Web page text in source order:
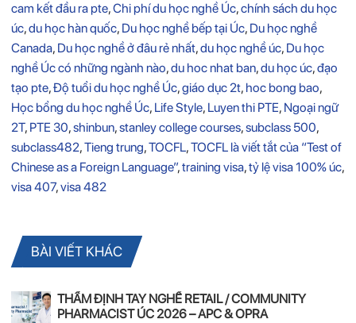
cam kết đầu ra pte,Chi phí du học nghề Úc,chính sách du học
úc,du học hàn quốc, Du học nghề bếp tại Úc, Du học nghề
Canada, Du học nghề ở đâu rẻ nhất,du học nghề úc, Du học
nghề Úc có những ngành nào,du hoc nhat ban,du học úc,đạo
tạo pte,Độ tuổi du học nghề Úc,giáo dục 2t, hoc bong bao,
Học bổng du học nghề Úc, Life Style, Luyen thi PTE, Ngoại ngữ
2T, PTE 30,shinbun,stanley college courses,subclass 500,
subclass482,Tieng trung,TOCFL,TOCFL là viết tắt của “Test of
Chinese as a Foreign Language”,training visa,tỷ lệ visa 100% úc,
visa 407,visa 482
BÀI VIẾT KHÁC
THẨM ĐỊNH TAY NGHỀ RETAIL / COMMUNITY
PHARMACIST ÚC 2026 – APC & OPRA